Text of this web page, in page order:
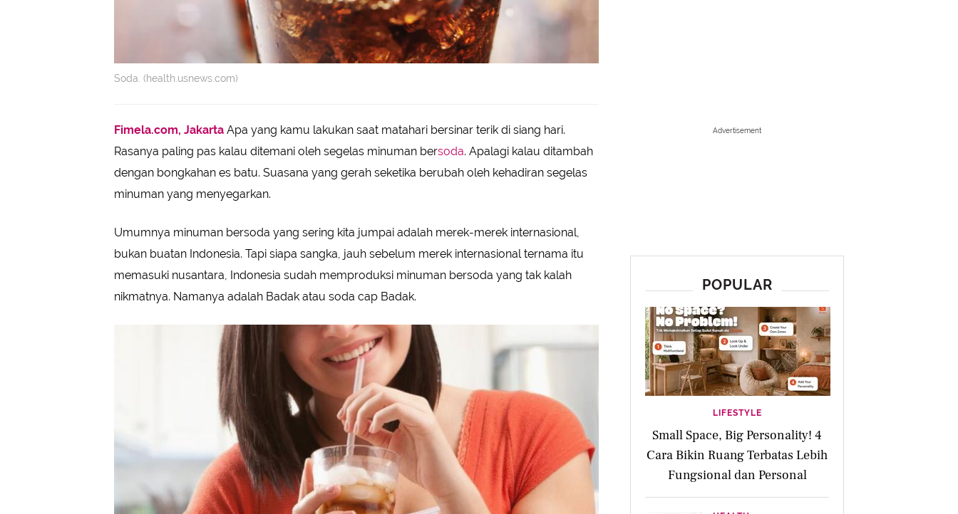
Soda. (health.usnews.com)
Fimela.com, Jakarta Apa yang kamu lakukan saat matahari bersinar terik di siang hari.
Rasanya paling pas kalau ditemani oleh segelas minuman bersoda. Apalagi kalau ditambah
dengan bongkahan es batu. Suasana yang gerah seketika berubah oleh kehadiran segelas
minuman yang menyegarkan.
Umumnya minuman bersoda yang sering kita jumpai adalah merek-merek internasional,
bukan buatan Indonesia. Tapi siapa sangka, jauh sebelum merek internasional ternama itu
memasuki nusantara, Indonesia sudah memproduksi minuman bersoda yang tak kalah
nikmatnya. Namanya adalah Badak atau soda cap Badak.
Advertisement
POPULAR
LIFESTYLE
Small Space, Big Personality! 4
Cara Bikin Ruang Terbatas Lebih
Fungsional dan Personal